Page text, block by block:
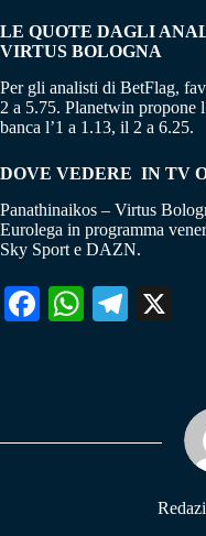
LE QUOTE DAGLI
VIRTUS BOLOGNA
Per gli analisti di BetFlag,
2 a 5.75. Planetwin propone
banca l’1 a 1.13, il 2 a 6.25.
DOVE VEDERE IN TV
Panathinaikos – Virtus
Eurolega in programma
Sky Sport e DAZN.
Fa W
pp
Te
m